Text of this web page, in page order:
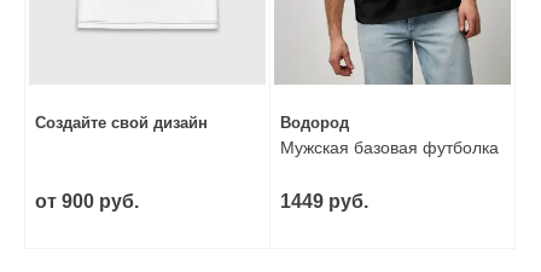
Создайте свой дизайн
от 900 руб.
Водород
Мужская базовая футболка
1449 руб.